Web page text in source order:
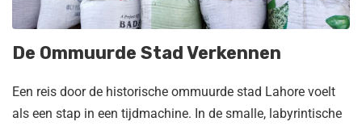
De Ommuurde Stad Verkennen
Een reis door de historische ommuurde stad Lahore voelt
als een stap in een tijdmachine. In de smalle, labyrintische